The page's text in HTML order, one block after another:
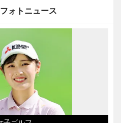
ォトニュース